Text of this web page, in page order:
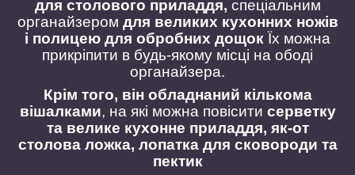
для столового приладдя, спеціальним
органайзером для великих кухонних ножів
і полицею для обробних дощок Їх можна
прикріпити в будь-якому місці на ободі
органайзера.
Крім того, він обладнаний кількома
вішалками, на які можна повісити серветку
та велике кухонне приладдя, як-от
столова ложка, лопатка для сковороди та
пектик